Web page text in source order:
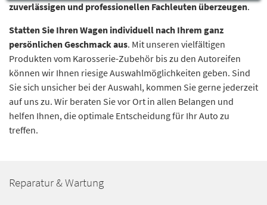
zuverlässigen und professionellen Fachleuten überzeugen.
Statten Sie Ihren Wagen individuell nach Ihrem ganz
persönlichen Geschmack aus. Mit unseren vielfältigen
Produkten vom Karosserie-Zubehör bis zu den Autoreifen
können wir Ihnen riesige Auswahlmöglichkeiten geben. Sind
Sie sich unsicher bei der Auswahl, kommen Sie gerne jederzeit
auf uns zu. Wir beraten Sie vor Ort in allen Belangen und
helfen Ihnen, die optimale Entscheidung für Ihr Auto zu
treffen.
Reparatur & Wartung